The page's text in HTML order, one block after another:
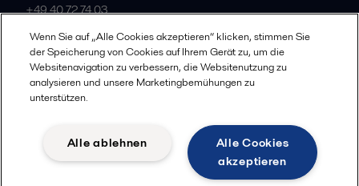
+49 40 72 74 03
Alle Büros
Cookie-Richtlinien
Impressum
Legal terms and conditions
Wenn Sie auf „Alle Cookies akzeptieren“ klicken, stimmen Sie
der Speicherung von Cookies auf Ihrem Gerät zu, um die
Websitenavigation zu verbessern, die Websitenutzung zu
analysieren und unsere Marketingbemühungen zu
unterstützen.
Alle Cookies
akzeptieren
Alle ablehnen